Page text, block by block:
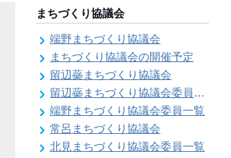
まちづくり協議会
端野まちづくり協議会
まちづくり協議会の開催予定
留辺蘂まちづくり協議会
留辺蘂まちづくり協議会委員一覧
端野まちづくり協議会委員一覧
常呂まちづくり協議会
北見まちづくり協議会委員一覧